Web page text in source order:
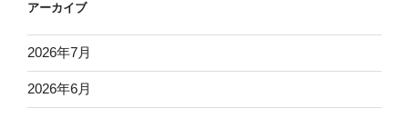
アーカイブ
2026年7月
2026年6月